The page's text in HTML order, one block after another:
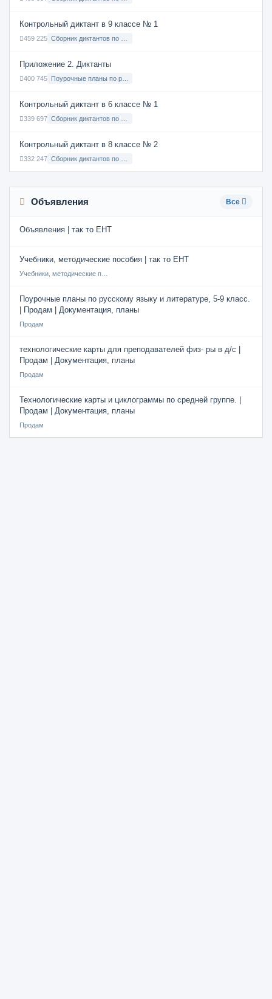
Контрольный диктант в 9 классе № 1
459 225
Приложение 2. Диктанты
400 745
Контрольный диктант в 6 классе № 1
339 697
Контрольный диктант в 8 классе № 2
332 247
Объявления Все
Объявления | так то ЕНТ
Учебники, методические пособия | так то ЕНТ
Поурочные планы по русскому языку и литературе, 5-9 класс.
| Продам | Документация, планы
Продам
технологические карты для преподавателей физ- ры в д/с |
Продам | Документация, планы
Продам
Технологические карты и циклограммы по средней группе. |
Продам | Документация, планы
Продам